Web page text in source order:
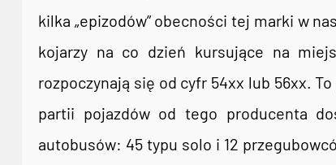
kilka „epizodów” obecności tej marki w
kojarzy na co dzień kursujące na
rozpoczynają się od cyfr 54xx lub 56xx.
partii pojazdów od tego producenta
autobusów: 45 typu solo i 12